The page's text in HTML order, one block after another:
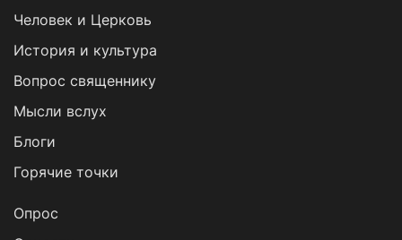
Человек и Церковь
История и культура
Вопрос священнику
Мысли вслух
Блоги
Горячие точки
Опрос